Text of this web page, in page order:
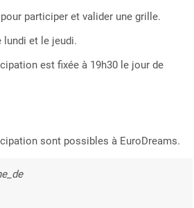
pour participer et valider une grille.
lundi et le jeudi.
est fixée à 19h30 le jour de
sont possibles à EuroDreams.